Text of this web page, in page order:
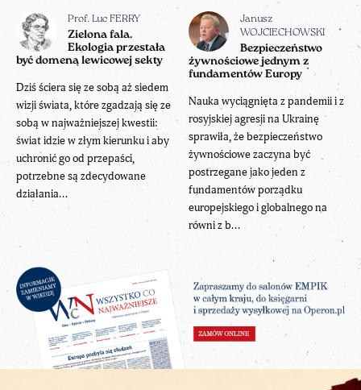
Prof. Luc FERRY
Zielona fala.
Ekologia przestała
być domeną lewicowej sekty
Dziś ściera się ze sobą aż siedem
wizji świata, które zgadzają się ze
sobą w najważniejszej kwestii:
świat idzie w złym kierunku i aby
uchronić go od przepaści,
potrzebne są zdecydowane
działania...
Janusz
WOJCIECHOWSKI
Bezpieczeństwo
żywnościowe jednym z
fundamentów Europy
Nauka wyciągnięta z pandemii i z
rosyjskiej agresji na Ukrainę
sprawiła, że bezpieczeństwo
żywnościowe zaczyna być
postrzegane jako jeden z
fundamentów porządku
europejskiego i globalnego na
równi z b...